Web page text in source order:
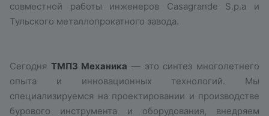
совместной работы инженеров Casagrande S.p.a и
Тульского металлопрокатного завода.
Сегодня ТМПЗ Механика — это синтез многолетнего
опыта и инновационных технологий. Мы
специализируемся на проектировании и производстве
бурового инструмента и оборудования, внедряем